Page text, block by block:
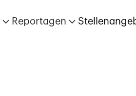
Reportagen